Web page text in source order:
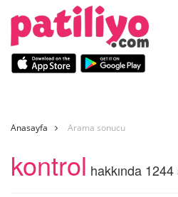
Anasayfa Arama sonucu
kontrol hakkında